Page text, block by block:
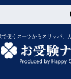
使うスーツからスリッパ、